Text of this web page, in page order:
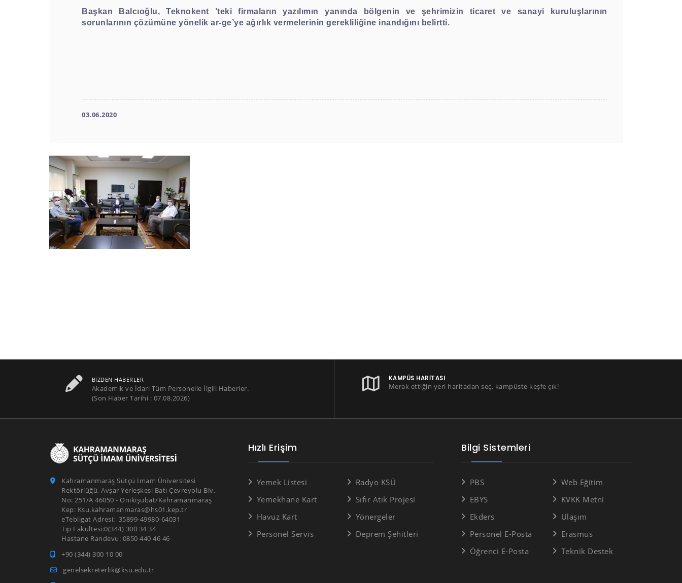
Başkan Balcıoğlu, Teknokent ’teki firmaların yazılımın yanında bölgenin ve şehrimizin ticaret ve sanayi kuruluşlarının
sorunlarının çözümüne yönelik ar-ge’ye ağırlık vermelerinin gerekliliğine inandığını belirtti.
03.06.2020
BIZDEN HABERLER
Akademik ve İdari Tüm Personelle İlgili Haberler.
(Son Haber Tarihi : 07.08.2026)
KAMPÜS HARITASI
Merak ettiğin yeri haritadan seç, kampüste keşfe çık!
Kahramanmaraş Sütçü İmam Üniversitesi
Rektörlüğü, Avşar Yerleşkesi Batı Çevreyolu Blv.
No: 251/A 46050 - Onikişubat/Kahramanmaraş
Kep: Ksu.kahramanmaras@hs01.kep.tr
eTebligat Adresi: 35899-49980-64031
Tıp Fakültesi:0(344) 300 34 34
Hastane Randevu: 0850 440 46 46
+90 (344) 300 10 00
genelsekreterlik@ksu.edu.tr
Hızlı Erişim
Yemek Listesi
Yemekhane Kart
Havuz Kart
Personel Servis
Radyo KSÜ
Sıfır Atık Projesi
Yönergeler
Deprem Şehitleri
Bilgi Sistemleri
PBS
EBYS
Ekders
Personel E-Posta
Öğrenci E-Posta
Web Eğitim
KVKK Metni
Ulaşım
Erasmus
Teknik Destek